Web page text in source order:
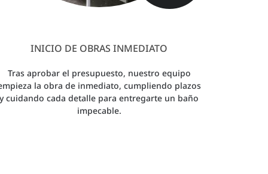
INICIO DE OBRAS INMEDIATO
Tras aprobar el presupuesto, nuestro equipo
la obra de inmediato, cumpliendo plazos
y cuidando cada detalle para entregarte un baño
impecable.